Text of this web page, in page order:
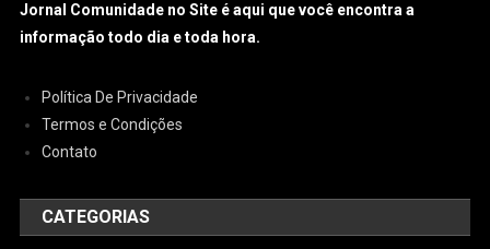
Jornal Comunidade no Site é aqui que você encontra a
informação todo dia e toda hora.
Política De Privacidade
Termos e Condições
Contato
CATEGORIAS